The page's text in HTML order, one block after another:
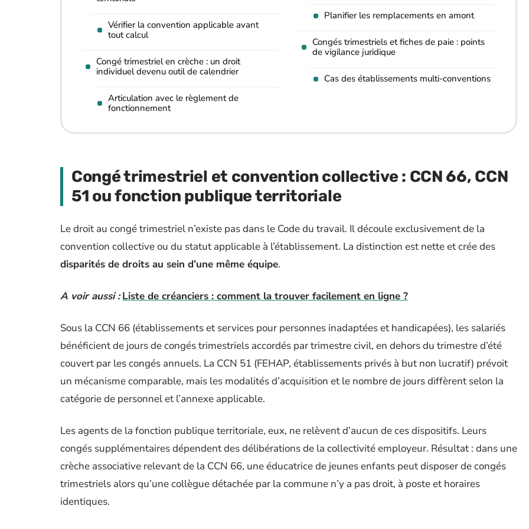
Vérifier la convention applicable avant
tout calcul
Congé trimestriel en crèche : un droit
individuel devenu outil de calendrier
Articulation avec le règlement de
fonctionnement
Planifier les remplacements en amont
Congés trimestriels et fiches de paie : points
de vigilance juridique
Cas des établissements multi-conventions
Congé trimestriel et convention collective : CCN 66, CCN
51 ou fonction publique territoriale
Le droit au congé trimestriel n’existe pas dans le Code du travail. Il découle exclusivement de la
convention collective ou du statut applicable à l’établissement. La distinction est nette et crée des
disparités de droits au sein d’une même équipe.
A voir aussi : Liste de créanciers : comment la trouver facilement en ligne ?
Sous la CCN 66 (établissements et services pour personnes inadaptées et handicapées), les salariés
bénéficient de jours de congés trimestriels accordés par trimestre civil, en dehors du trimestre d’été
couvert par les congés annuels. La CCN 51 (FEHAP, établissements privés à but non lucratif) prévoit
un mécanisme comparable, mais les modalités d’acquisition et le nombre de jours diffèrent selon la
catégorie de personnel et l’annexe applicable.
Les agents de la fonction publique territoriale, eux, ne relèvent d’aucun de ces dispositifs. Leurs
congés supplémentaires dépendent des délibérations de la collectivité employeur. Résultat : dans une
crèche associative relevant de la CCN 66, une éducatrice de jeunes enfants peut disposer de congés
trimestriels alors qu’une collègue détachée par la commune n’y a pas droit, à poste et horaires
identiques.